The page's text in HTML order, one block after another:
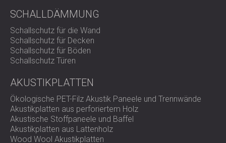
SCHALLDÄMMUNG
Schallschutz für die Wand
Schallschutz für Decken
Schallschutz für Böden
Schallschutz Türen
AKUSTIKPLATTEN
Ökologische PET-Filz Akustik Paneele und Trennwände
Akustikplatten aus perforiertem Holz
Akustische Stoffpaneele und Baffel
Akustikplatten aus Lattenholz
Wood Wool Akustikplatten